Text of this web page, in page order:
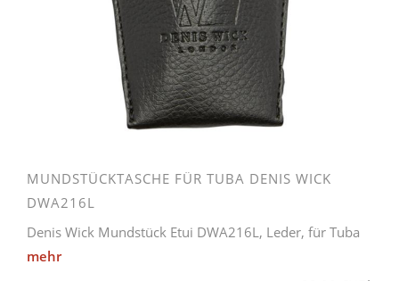
MUNDSTÜCKTASCHE FÜR TUBA DENIS WICK
DWA216L
Denis Wick Mundstück Etui DWA216L, Leder, für Tuba
mehr